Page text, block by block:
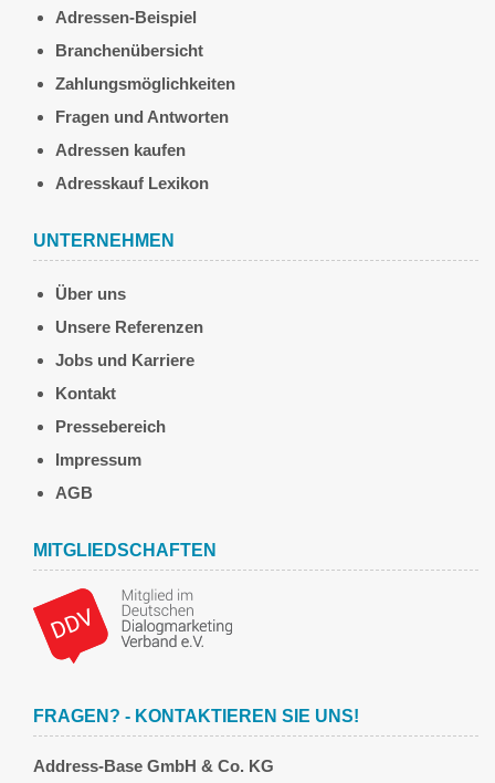
Adressen-Beispiel
Branchenübersicht
Zahlungsmöglichkeiten
Fragen und Antworten
Adressen kaufen
Adresskauf Lexikon
UNTERNEHMEN
Über uns
Unsere Referenzen
Jobs und Karriere
Kontakt
Pressebereich
Impressum
AGB
MITGLIEDSCHAFTEN
FRAGEN? - KONTAKTIEREN SIE UNS!
Address-Base GmbH & Co. KG